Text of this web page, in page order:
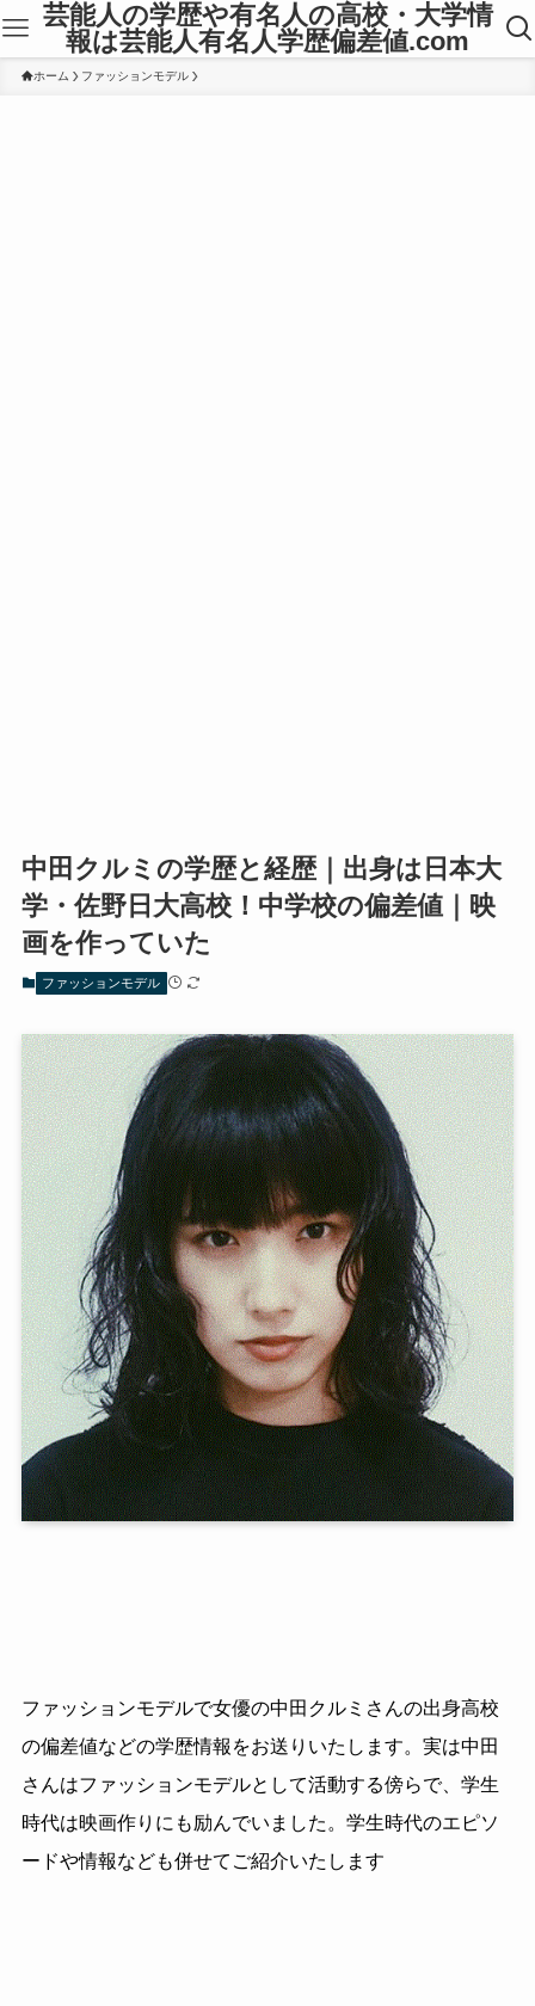
芸能人の学歴や有名人の高校・大学情
報は芸能人有名人学歴偏差値.com
ホーム ファッションモデル
中田クルミの学歴と経歴｜出身は日本大
学・佐野日大高校！中学校の偏差値｜映
画を作っていた
ファッションモデル
ファッションモデルで女優の中田クルミさんの出身高校
の偏差値などの学歴情報をお送りいたします。実は中田
さんはファッションモデルとして活動する傍らで、学生
時代は映画作りにも励んでいました。学生時代のエピソ
ードや情報なども併せてご紹介いたします